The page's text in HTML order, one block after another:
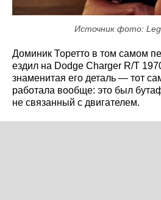
Источник фото:
Доминик Торетто в том самом
ездил на Dodge Charger R/T
знаменитая его деталь — тот
работала вообще: это был
не связанный с двигателем.